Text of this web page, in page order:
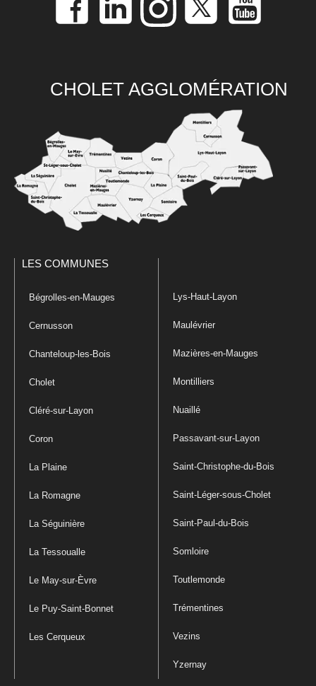
CHOLET AGGLOMÉRATION
LES COMMUNES
Bégrolles-en-Mauges
Cernusson
Chanteloup-les-Bois
Cholet
Cléré-sur-Layon
Coron
La Plaine
La Romagne
La Séguinière
La Tessoualle
Le May-sur-Èvre
Le Puy-Saint-Bonnet
Les Cerqueux
Lys-Haut-Layon
Maulévrier
Mazières-en-Mauges
Montilliers
Nuaillé
Passavant-sur-Layon
Saint-Christophe-du-Bois
Saint-Léger-sous-Cholet
Saint-Paul-du-Bois
Somloire
Toutlemonde
Trémentines
Vezins
Yzernay